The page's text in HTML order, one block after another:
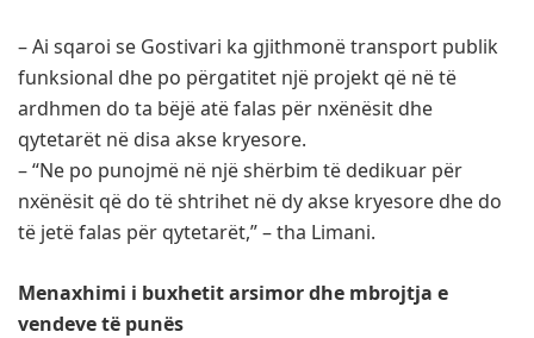
– Ai sqaroi se Gostivari ka gjithmonë transport publik
funksional dhe po përgatitet një projekt që në të
ardhmen do ta bëjë atë falas për nxënësit dhe
qytetarët në disa akse kryesore.
– “Ne po punojmë në një shërbim të dedikuar për
nxënësit që do të shtrihet në dy akse kryesore dhe do
të jetë falas për qytetarët,” – tha Limani.
Menaxhimi i buxhetit arsimor dhe mbrojtja e
vendeve të punës